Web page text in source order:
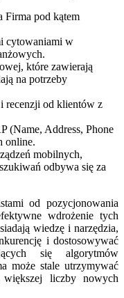
Firma pod kątem
cytowaniami w
które zawierają
na potrzeby
recenzji od klientów z
(Name, Address, Phone
online.
mobilnych,
odbywa się za
od pozycjonowania
wdrożenie tych
wiedzę i narzędzia,
i dostosowywać
się algorytmów
może stale utrzymywać
liczby nowych